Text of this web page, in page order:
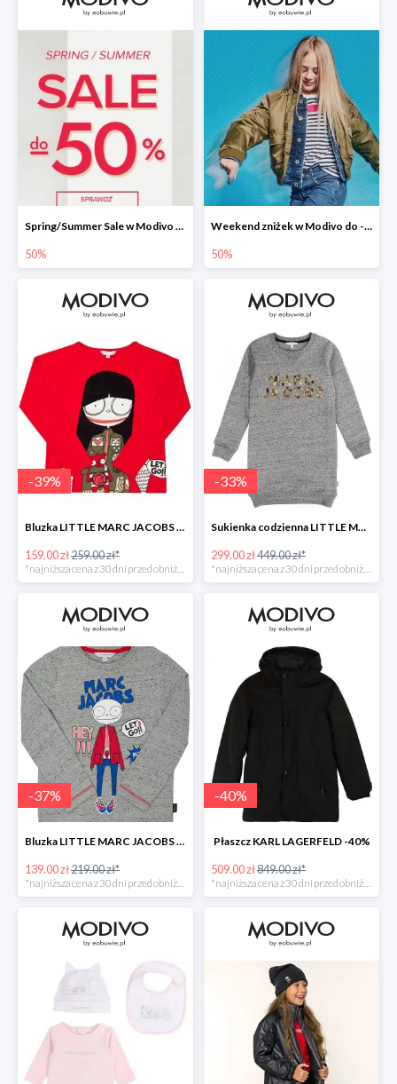
Spring/Summer Sale w Modivo do -50%
50%
Weekend zniżek w Modivo do -50%
50%
-39%
Bluzka LITTLE MARC JACOBS -39%
159.00 zł259.00 zł*
-33%
Sukienka codzienna LITTLE MARC JACOBS -33%
299.00 zł449.00 zł*
-37%
Bluzka LITTLE MARC JACOBS -37%
139.00 zł219.00 zł*
*najniższa cena z 30 dni przed obniżką
-40%
Płaszcz KARL LAGERFELD -40%
509.00 zł849.00 zł*
*najniższa cena z 30 dni przed obniżką